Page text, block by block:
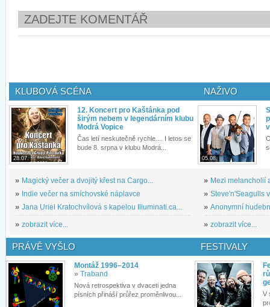
ZADEJTE KOMENTÁŘ
KLUBOVÁ SCÉNA
28.07.
12. Koncert pro Kaštánka pod
širým nebem v legendárním klubu
Modrá Vopice
Čas letí neskutečně rychle.... I letos se
bude 8. srpna v klubu Modrá...
» Magický večer a dvojitý křest na Cargo...
» Indie večer na smíchovské náplavce
» Jana Uriel Kratochvílová s kapelou Illuminati.ca...
» zobrazit více...
NAŽIVO
05.08.
» Mezi melancholií
» Steve'n'Seagulls
» Anonymní
» zobrazit více...
PRÁVĚ VYŠLO
Montáž 1996–2014
» Traband
Nová retrospektiva v dvaceti jedna
písních přináší průřez proměnlivou...
FESTIVALY
V